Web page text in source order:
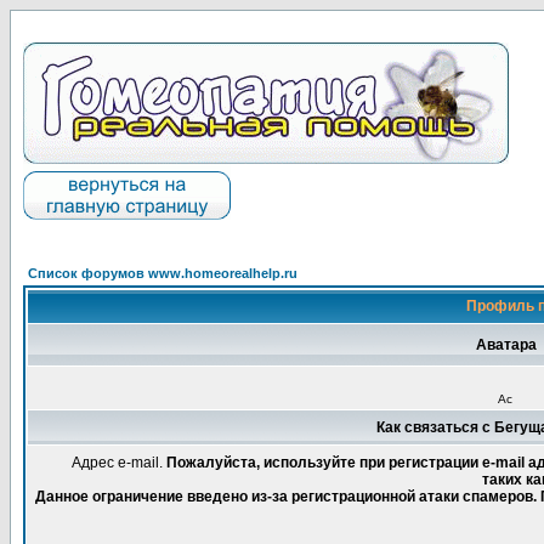
Список форумов www.homeorealhelp.ru
Профиль
Аватара
Ас
Как связаться с
Адрес e-mail. Пожалуйста, используйте при регистрации e-mail
таких
Данное ограничение введено из-за регистрационной атаки